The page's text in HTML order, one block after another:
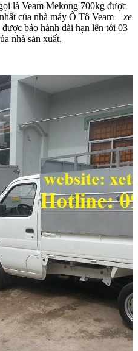
là Veam Mekong 700kg được
của nhà máy Ô Tô Veam – xe
bảo hành dài hạn lên tới 03
nhà sản xuất.